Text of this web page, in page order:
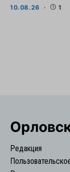
10.08.26 1
Редакция